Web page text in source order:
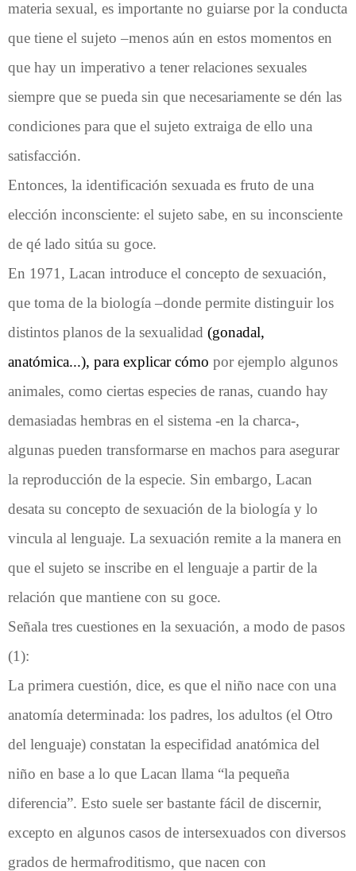
materia sexual, es importante no guiarse por la conducta
que tiene el sujeto –menos aún en estos momentos en
que hay un imperativo a tener relaciones sexuales
siempre que se pueda sin que necesariamente se dén las
condiciones para que el sujeto extraiga de ello una
satisfacción.
Entonces, la identificación sexuada es fruto de una
elección inconsciente: el sujeto sabe, en su inconsciente
de qé lado sitúa su goce.
En 1971, Lacan introduce el concepto de sexuación,
que toma de la biología –donde permite distinguir los
distintos planos de la sexualidad (gonadal,
anatómica...), para explicar cómo por ejemplo algunos
animales, como ciertas especies de ranas, cuando hay
demasiadas hembras en el sistema -en la charca-,
algunas pueden transformarse en machos para asegurar
la reproducción de la especie. Sin embargo, Lacan
desata su concepto de sexuación de la biología y lo
vincula al lenguaje. La sexuación remite a la manera en
que el sujeto se inscribe en el lenguaje a partir de la
relación que mantiene con su goce.
Señala tres cuestiones en la sexuación, a modo de pasos
(1):
La primera cuestión, dice, es que el niño nace con una
anatomía determinada: los padres, los adultos (el Otro
del lenguaje) constatan la especifidad anatómica del
niño en base a lo que Lacan llama “la pequeña
diferencia”. Esto suele ser bastante fácil de discernir,
excepto en algunos casos de intersexuados con diversos
grados de hermafroditismo, que nacen con